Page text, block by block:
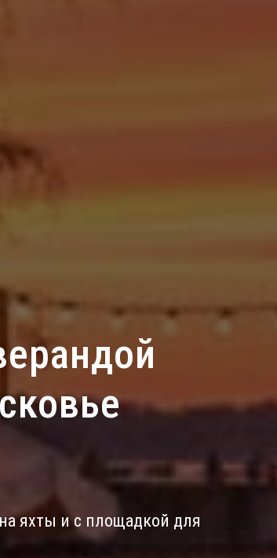
яхты и с площадкой для